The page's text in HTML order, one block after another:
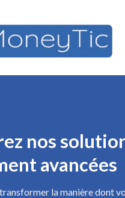
nos
avancées
la manière dont